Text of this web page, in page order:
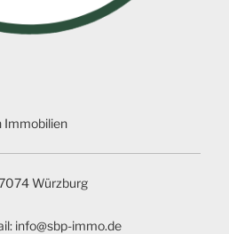
Immobilien
Würzburg
info@sbp-immo.de